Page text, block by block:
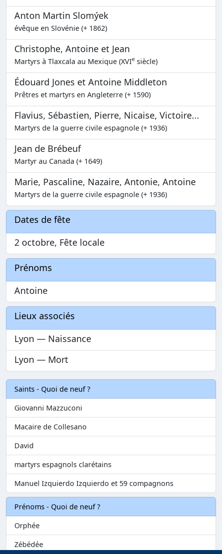
Anton Martin Slomýek
évêque en Slovénie (+ 1862)
Christophe, Antoine et Jean
Martyrs à Tlaxcala au Mexique (XVIe siècle)
Édouard Jones et Antoine Middleton
Prêtres et martyrs en Angleterre (+ 1590)
Flavius, Sébastien, Pierre, Nicaise, Victoire...
Martyrs de la guerre civile espagnole (+ 1936)
Jean de Brébeuf
Martyr au Canada (+ 1649)
Marie, Pascaline, Nazaire, Antonie, Antoine
Martyrs de la guerre civile espagnole (+ 1936)
Dates de fête
2 octobre, Fête locale
Prénoms
Antoine
Lieux associés
Lyon — Naissance
Lyon — Mort
Saints - Quoi de neuf ?
Giovanni Mazzuconi
Macaire de Collesano
David
martyrs espagnols clarétains
Manuel Izquierdo Izquierdo et 59 compagnons
Prénoms - Quoi de neuf ?
Orphée
Zébédée